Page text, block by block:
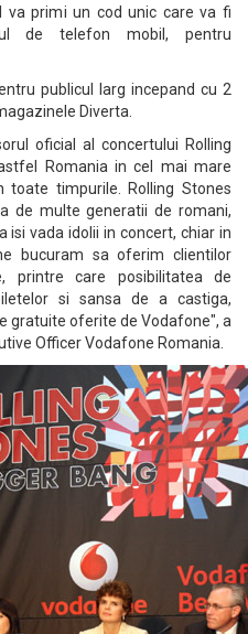
va primi un cod unic care va fi
de telefon mobil, pentru
publicul larg incepand cu 2
Diverta.
oficial al concertului Rolling
Romania in cel mai mare
timpurile. Rolling Stones
de multe generatii de romani,
isi vada idolii in concert, chiar in
bucuram sa oferim clientilor
printre care posibilitatea de
si sansa de a castiga,
gratuite oferite de Vodafone", a
Officer Vodafone Romania.